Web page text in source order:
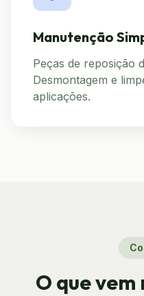
Manutenção
Peças de reposição
Desmontagem e
aplicações.
O que